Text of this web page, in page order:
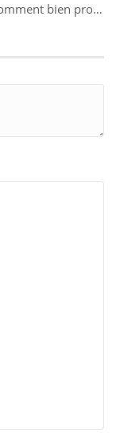
Alarme : comment bien protéger sa maison en 2018 ?